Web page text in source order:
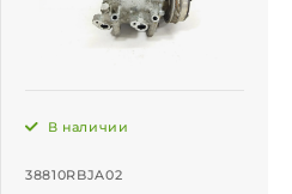
38810RBJA02
В наличии